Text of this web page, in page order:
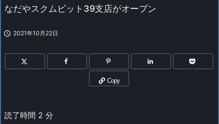
なだやスクムビット39支店がオープン
 2021年10月22日
Copy
読了時間 2 分